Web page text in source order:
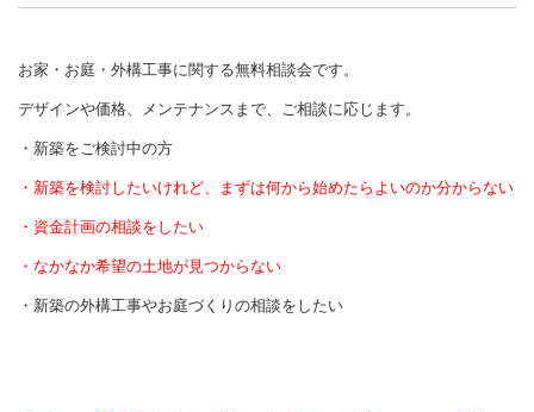
お家・お庭・外構工事に関する無料相談会です。
デザインや価格、メンテナンスまで、ご相談に応じます。
・新築をご検討中の方
・新築を検討したいけれど、まずは何から始めたらよいのか分からない
・資金計画の相談をしたい
・なかなか希望の土地が見つからない
・新築の外構工事やお庭づくりの相談をしたい